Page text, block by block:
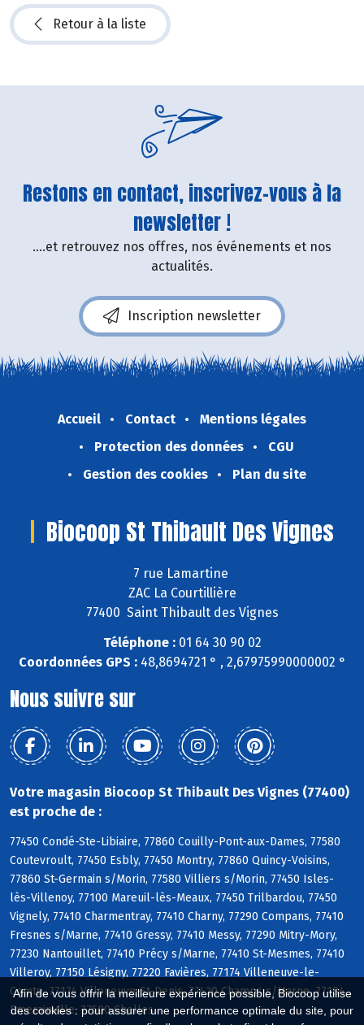
Afin de vous offrir la meilleure expérience possible, Biocoop utilise
des cookies : pour assurer une performance optimale du site, pour
Retour à la liste
Restons en contact, inscrivez-vous à la
newsletter !
....et retrouvez nos offres, nos événements et nos
actualités.
Inscription newsletter
Accueil Contact
Mentions légales
Protection des données
CGU
Gestion des cookies
Plan du site
Biocoop St Thibault Des Vignes
7 rue Lamartine
ZAC La Courtillière
77400 Saint Thibault des Vignes
Téléphone :01 64 30 90 02
Coordonnées GPS :48,8694721 ° , 2,67975990000002 °
Nous suivre sur
Votre magasin Biocoop St Thibault Des Vignes (77400)
est proche de :
77450 Condé-Ste-Libiaire, 77860 Couilly-Pont-aux-Dames, 77580
Coutevroult, 77450 Esbly, 77450 Montry, 77860 Quincy-Voisins,
77860 St-Germain s/Morin, 77580 Villiers s/Morin, 77450 Isles-
lès-Villenoy, 77100 Mareuil-lès-Meaux, 77450 Trilbardou, 77450
Vignely, 77410 Charmentray, 77410 Charny, 77290 Compans, 77410
Fresnes s/Marne, 77410 Gressy, 77410 Messy, 77290 Mitry-Mory,
77230 Nantouillet, 77410 Précy s/Marne, 77410 St-Mesmes, 77410
Villeroy, 77150 Lésigny, 77220 Favières, 77174 Villeneuve-le-
Comte, 77174 Villeneuve-St-Denis, 77420 Champs s/Marne, 77184
Emerainville, 77500 Chelles